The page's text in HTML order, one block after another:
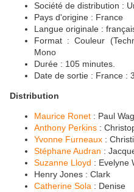
Société de distribution :
Pays d'origine : France
Langue originale :
Format : Couleur
Mono
Durée : 105 minutes.
Date de sortie : France :
Distribution
Maurice Ronet : Paul
Anthony Perkins :
Yvonne Furneaux :
Stéphane Audran :
Suzanne Lloyd : Evelyne
Henry Jones : Clark
Catherine Sola : Denise